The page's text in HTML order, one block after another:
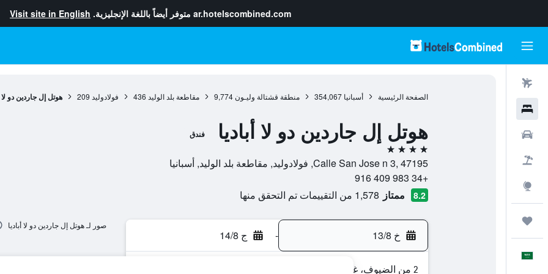
ar.hotelscombined.com متوفر أيضاً باللغة الإنجليزية. Visit site in English
الصفحة الرئيسية أسبانيا 354,067 منطقة قشتالة وليـون 9,774 مقاطعة بلد الوليد 436 فولادوليد 209 هوتل إل جاردين دو لا
هوتل إل جاردين دو لا أباديا فندق
4 نجوم
Calle San Jose n 3, 47195, فولادوليد, مقاطعة بلد الوليد, أسبانيا
+34 983 409 916
8.2 ممتاز 1,578 من التقييمات تم التحقق منها
خ 13/8 - ج 14/8
2 من الضيوف، غرفة واحدة
صور لـ هوتل إل جاردين دو لا أباديا